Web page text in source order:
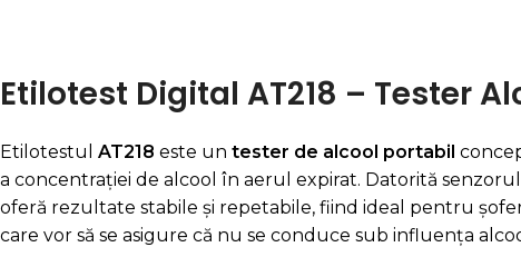
Etilotest Digital AT218 – Tester
Etilotestul AT218 este un tester de alcool portabil
a concentrației de alcool în aerul expirat. Datorită
oferă rezultate stabile și repetabile, fiind ideal pentru
care vor să se asigure că nu se conduce sub influența